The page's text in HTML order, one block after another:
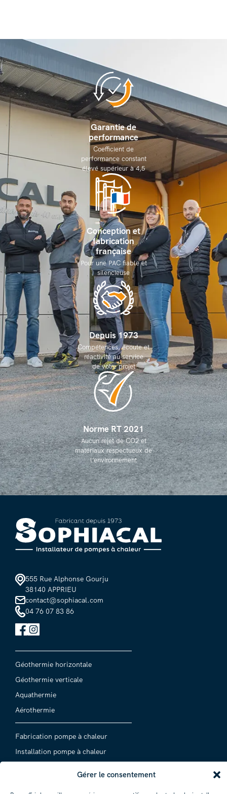
Gérer le consentement
Garantie de
performance
Coefficient de
performance constant
élevé supérieur à 4,5
Conception et
fabrication
française
Pour une PAC fiable et
silencieuse
Depuis 1973
Compétences, écoute et
réactivité au service
de votre projet
Norme RT 2021
Aucun rejet de CO2 et
matériaux respectueux de
l’environnement
555 Rue Alphonse Gourju
38140 APPRIEU
contact@sophiacal.com
04 76 07 83 86
Géothermie horizontale
Géothermie verticale
Aquathermie
Aérothermie
Fabrication pompe à chaleur
Installation pompe à chaleur